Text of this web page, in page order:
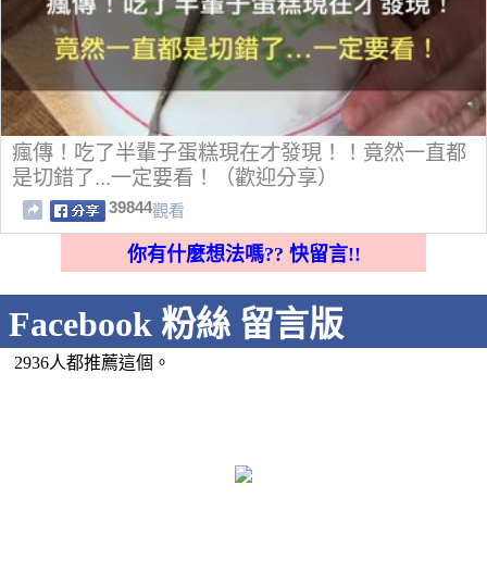
瘋傳！吃了半輩子蛋糕現在才發現！！竟然一直都
是切錯了...一定要看！（歡迎分享）
39844觀看
你有什麼想法嗎?? 快留言!!
Facebook 粉絲 留言版
2936人都推薦這個。